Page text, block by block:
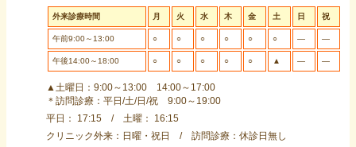
外来診療時間 月 火 水 木 金 土 日 祝
午前9:00～13:00 ○ ○ ○ ○ ○ ○ ― ―
午後14:00～18:00 ○ ○ ○ ○ ○ ▲ ― ―
▲土曜日：9:00～13:00 14:00～17:00
＊訪問診療：平日/土/日/祝 9:00～19:00
平日： 17:15 / 土曜： 16:15
クリニック外来：日曜・祝日 / 訪問診療：休診日無し